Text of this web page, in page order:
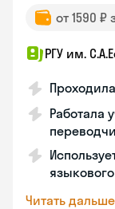
от 1590 ₽
РГУ им.
Работала
Читать дальше